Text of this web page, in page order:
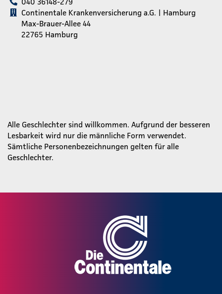
Continentale Krankenversicherung a.G. | Hamburg
Max-Brauer-Allee 44
22765 Hamburg
Alle Geschlechter sind willkommen. Aufgrund der besseren
Lesbarkeit wird nur die männliche Form verwendet.
Sämtliche Personenbezeichnungen gelten für alle
Geschlechter.